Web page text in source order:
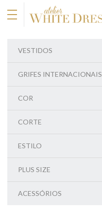
VESTIDOS
GRIFES INTERNACIONAIS
COR
CORTE
ESTILO
PLUS SIZE
ACESSÓRIOS